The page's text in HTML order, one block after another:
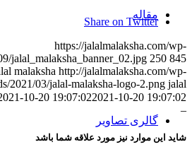
مقاله‌
گالری تصاویر
Share on Twitter
https://jalalmalaksha.com/wp-
jalal_malaksha_banner_02.jpg 250 845
malaksha http://jalalmalaksha.com/wp-
2021/03/jalal-malaksha-logo-2.png jalal
10-20 19:07:022021-10-20 19:07:02
–
شاید این موارد نیز مورد علاقه شما باشد